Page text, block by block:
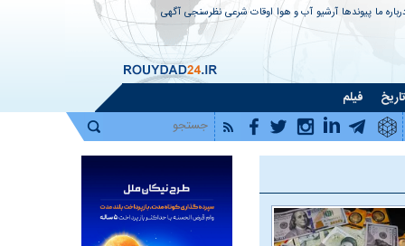
ما پیوندها آرشیو آب و هوا اوقات شرعی نظرسنجی آگهی
تاریخ فیلم